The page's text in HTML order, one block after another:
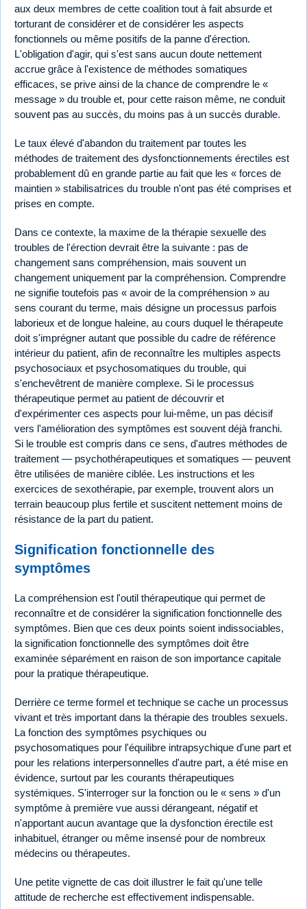
aux deux membres de cette coalition tout à fait absurde et
torturant de considérer et de considérer les aspects
fonctionnels ou même positifs de la panne d'érection.
L'obligation d'agir, qui s'est sans aucun doute nettement
accrue grâce à l'existence de méthodes somatiques
efficaces, se prive ainsi de la chance de comprendre le «
message » du trouble et, pour cette raison même, ne conduit
souvent pas au succès, du moins pas à un succès durable.
Le taux élevé d'abandon du traitement par toutes les
méthodes de traitement des dysfonctionnements érectiles est
probablement dû en grande partie au fait que les « forces de
maintien » stabilisatrices du trouble n'ont pas été comprises et
prises en compte.
Dans ce contexte, la maxime de la thérapie sexuelle des
troubles de l'érection devrait être la suivante : pas de
changement sans compréhension, mais souvent un
changement uniquement par la compréhension. Comprendre
ne signifie toutefois pas « avoir de la compréhension » au
sens courant du terme, mais désigne un processus parfois
laborieux et de longue haleine, au cours duquel le thérapeute
doit s'imprégner autant que possible du cadre de référence
intérieur du patient, afin de reconnaître les multiples aspects
psychosociaux et psychosomatiques du trouble, qui
s'enchevêtrent de manière complexe. Si le processus
thérapeutique permet au patient de découvrir et
d'expérimenter ces aspects pour lui-même, un pas décisif
vers l'amélioration des symptômes est souvent déjà franchi.
Si le trouble est compris dans ce sens, d'autres méthodes de
traitement — psychothérapeutiques et somatiques — peuvent
être utilisées de manière ciblée. Les instructions et les
exercices de sexothérapie, par exemple, trouvent alors un
terrain beaucoup plus fertile et suscitent nettement moins de
résistance de la part du patient.
Signification fonctionnelle des
symptômes
La compréhension est l'outil thérapeutique qui permet de
reconnaître et de considérer la signification fonctionnelle des
symptômes. Bien que ces deux points soient indissociables,
la signification fonctionnelle des symptômes doit être
examinée séparément en raison de son importance capitale
pour la pratique thérapeutique.
Derrière ce terme formel et technique se cache un processus
vivant et très important dans la thérapie des troubles sexuels.
La fonction des symptômes psychiques ou
psychosomatiques pour l'équilibre intrapsychique d'une part et
pour les relations interpersonnelles d'autre part, a été mise en
évidence, surtout par les courants thérapeutiques
systémiques. S'interroger sur la fonction ou le « sens » d'un
symptôme à première vue aussi dérangeant, négatif et
n'apportant aucun avantage que la dysfonction érectile est
inhabituel, étranger ou même insensé pour de nombreux
médecins ou thérapeutes.
Une petite vignette de cas doit illustrer le fait qu'une telle
attitude de recherche est effectivement indispensable.